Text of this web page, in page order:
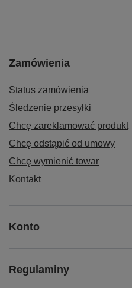
Zamówienia
Status zamówienia
Śledzenie przesyłki
Chcę zareklamować produkt
Chcę odstąpić od umowy
Chcę wymienić towar
Kontakt
Konto
Regulaminy